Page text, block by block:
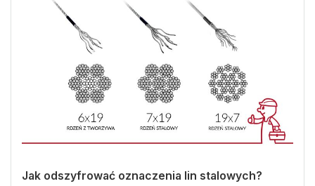
Jak odszyfrować oznaczenia lin stalowych?